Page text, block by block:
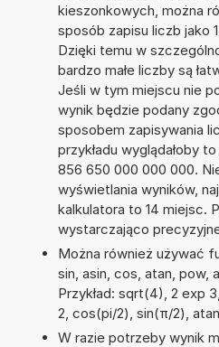
kieszonkowych, można
sposób zapisu liczb jako
Dzięki temu w
bardzo małe liczby są
Jeśli w tym miejscu nie
wynik będzie podany
sposobem zapisywania
przykładu wyglądałoby
856 650 000 000 000.
wyświetlania wyników,
kalkulatora to 14 miejsc.
wystarczająco
Można również używać
sin, asin, cos, atan, pow,
Przykład: sqrt(4), 2 exp
2, cos(pi/2), sin(π/2),
W razie potrzeby wynik